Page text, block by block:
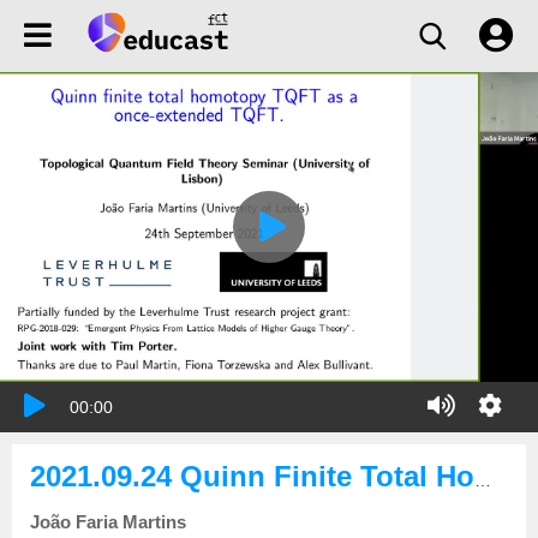
00:00
João Faria Martins